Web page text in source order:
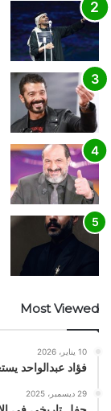
Most Viewed
10 يناير، 2026
فؤاد عبدالواحد
29 ديسمبر، 2025